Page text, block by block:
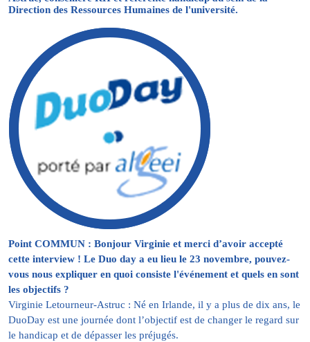
Direction des Ressources Humaines de l'université.
Point COMMUN : Bonjour Virginie et merci d’avoir accepté
cette interview ! Le Duo day a eu lieu le 23 novembre, pouvez-
vous nous expliquer en quoi consiste l'événement et quels en sont
les objectifs ?
Virginie Letourneur-Astruc : Né en Irlande, il y a plus de dix ans, le
DuoDay est une journée dont l’objectif est de changer le regard sur
le handicap et de dépasser les préjugés.